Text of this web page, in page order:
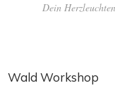
Dein
Wald Workshop